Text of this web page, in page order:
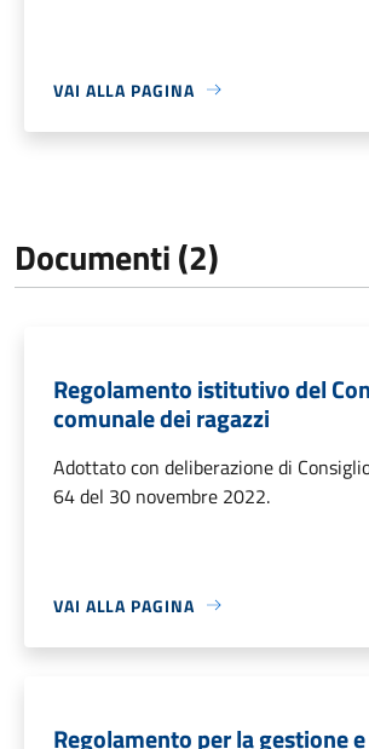
VAI ALLA PAGINA
Documenti (2)
Regolamento istitutivo del
comunale dei ragazzi
Adottato con deliberazione di
64 del 30 novembre 2022.
VAI ALLA PAGINA
Regolamento per la gestione e